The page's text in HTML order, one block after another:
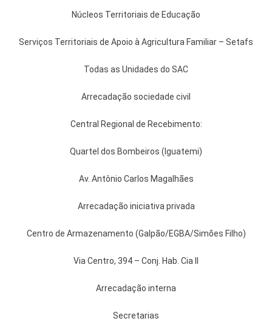
Núcleos Territoriais de Educação
Serviços Territoriais de Apoio à Agricultura Familiar – Setafs
Todas as Unidades do SAC
Arrecadação sociedade civil
Central Regional de Recebimento:
Quartel dos Bombeiros (Iguatemi)
Av. Antônio Carlos Magalhães
Arrecadação iniciativa privada
Centro de Armazenamento (Galpão/EGBA/Simões Filho)
Via Centro, 394 – Conj. Hab. Cia II
Arrecadação interna
Secretarias